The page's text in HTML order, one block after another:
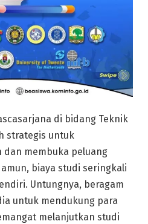
di bidang Teknik
strategis untuk
dan membuka peluang
biaya studi seringkali
Untungnya, beragam
untuk mendukung para
melanjutkan studi